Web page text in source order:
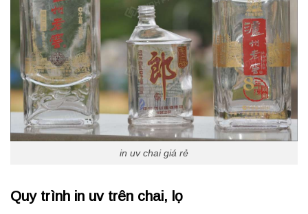
in uv chai giá rẻ
Quy trình in uv trên chai, lọ